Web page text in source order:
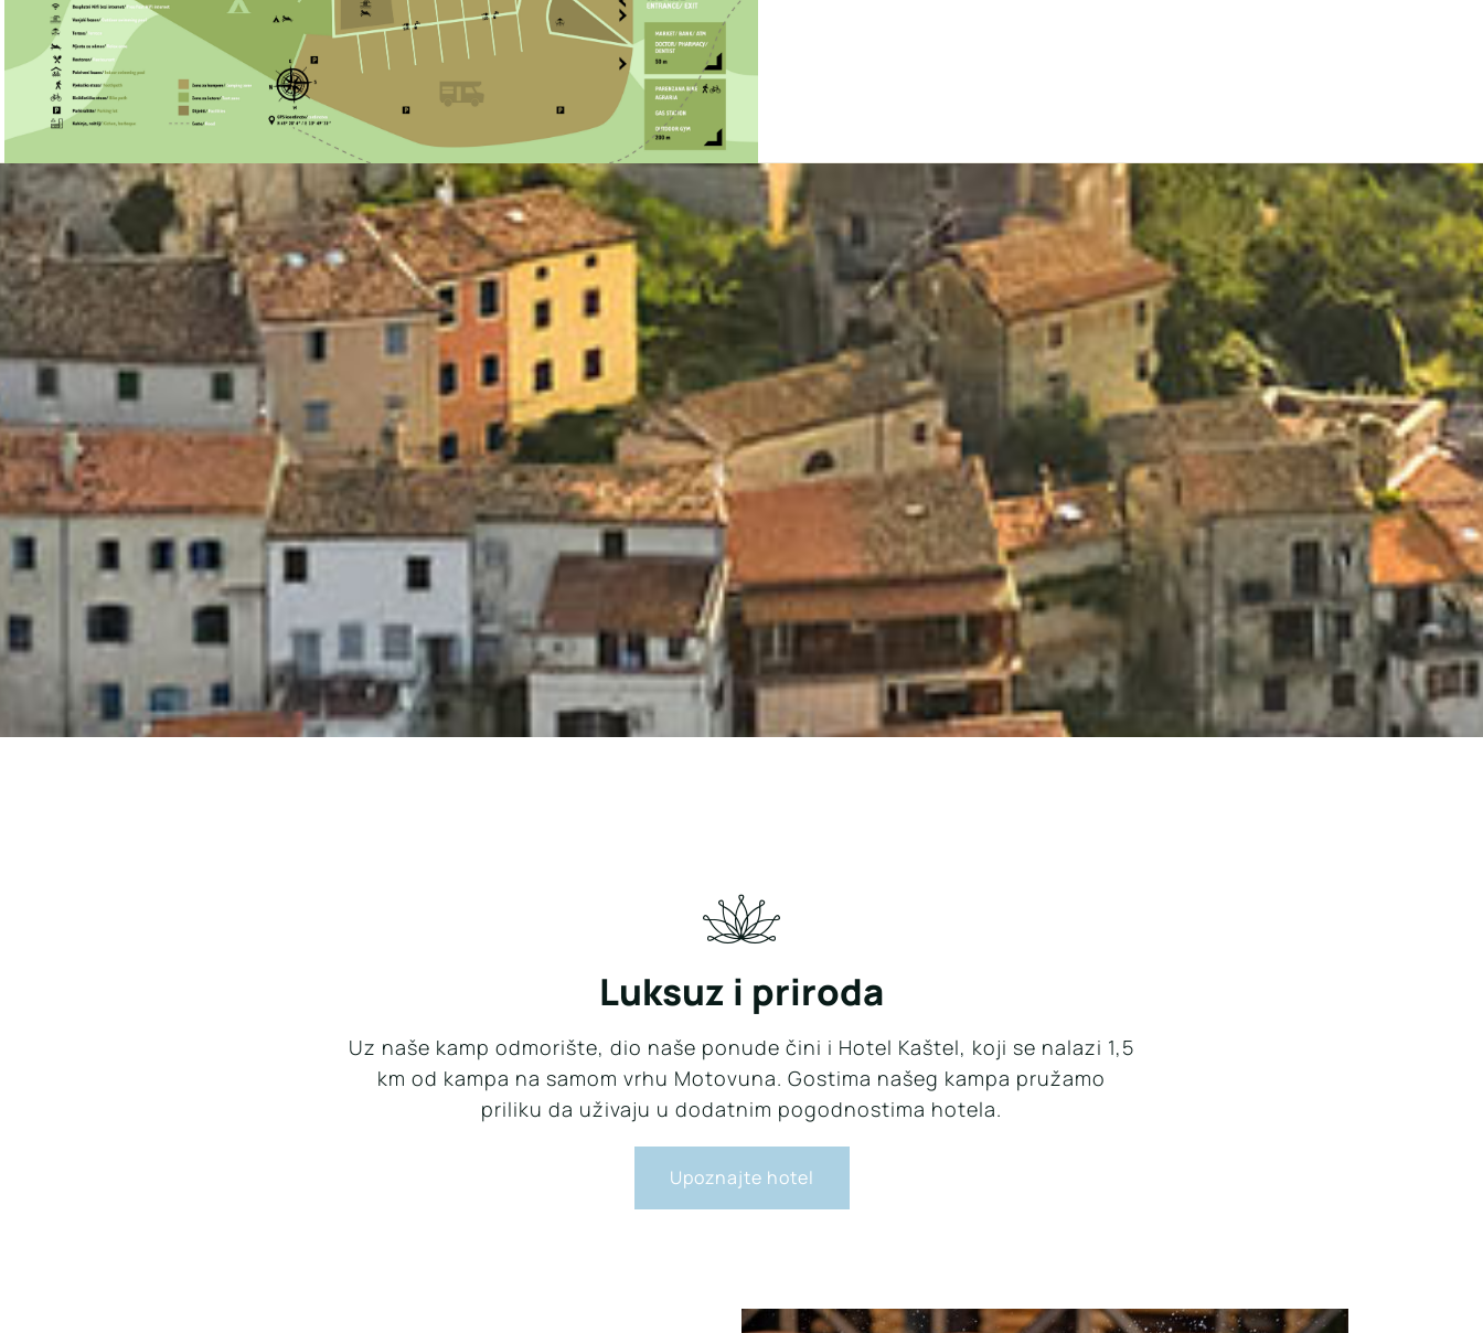
Luksuz i priroda
Uz naše kamp odmorište, dio naše ponude čini i Hotel Kaštel, koji se nalazi 1,5
km od kampa na samom vrhu Motovuna. Gostima našeg kampa pružamo
priliku da uživaju u dodatnim pogodnostima hotela.
Upoznajte hotel